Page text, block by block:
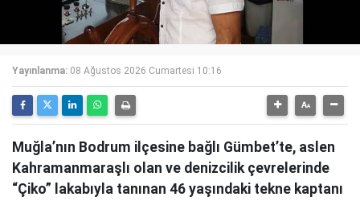
Yayınlanma: 08 Ağustos 2026 Cumartesi 10:16
Muğla’nın Bodrum ilçesine bağlı Gümbet’te, aslen
Kahramanmaraşlı olan ve denizcilik çevrelerinde
“Çiko” lakabıyla tanınan 46 yaşındaki tekne kaptanı